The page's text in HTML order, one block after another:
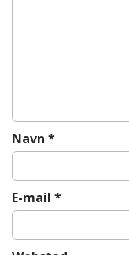
Navn *
E-mail *